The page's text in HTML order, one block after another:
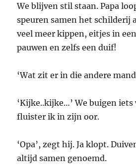
We blijven stil staan. Papa
speuren samen het schilderij
veel meer kippen, eitjes in
pauwen en zelfs een duif!
‘Wat zit er in die andere
‘Kijke..kijke…’ We buigen
fluister ik in zijn oor.
‘Opa’, zegt hij. Ja klopt.
altijd samen genoemd.